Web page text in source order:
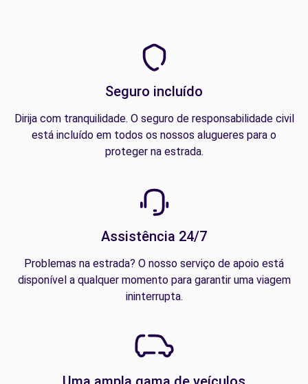
Seguro incluído
Dirija com tranquilidade. O seguro de responsabilidade civil
está incluído em todos os nossos alugueres para o
proteger na estrada.
Assistência 24/7
Problemas na estrada? O nosso serviço de apoio está
disponível a qualquer momento para garantir uma viagem
ininterrupta.